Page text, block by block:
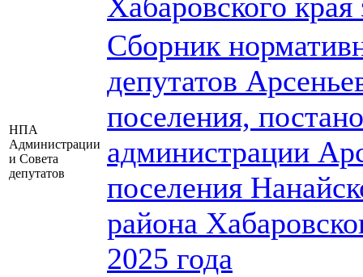
Хабаровского края
НПА
Администрации
и Совета
депутатов
Сборник
депутатов
поселения,
администрации
поселения
района
2025 года